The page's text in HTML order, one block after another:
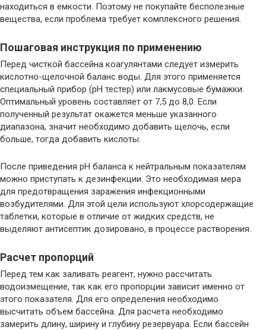
находиться в емкости. Поэтому не покупайте бесполезные
вещества, если проблема требует комплексного решения.
Пошаговая инструкция по применению
Перед чисткой бассейна коагулянтами следует измерить
кислотно-щелочной баланс воды. Для этого применяется
специальный прибор (pH тестер) или лакмусовые бумажки.
Оптимальный уровень составляет от 7,5 до 8,0. Если
полученный результат окажется меньше указанного
диапазона, значит необходимо добавить щелочь, если
больше, тогда добавить кислоты.
После приведения pH баланса к нейтральным показателям
можно приступать к дезинфекции. Это необходимая мера
для предотвращения заражения инфекционными
возбудителями. Для этой цели используют хлорсодержащие
таблетки, которые в отличие от жидких средств, не
выделяют антисептик дозировано, в процессе растворения.
Расчет пропорций
Перед тем как заливать реагент, нужно рассчитать
водоизмещение, так как его пропорции зависит именно от
этого показателя. Для его определения необходимо
высчитать объем бассейна. Для расчета необходимо
замерить длину, ширину и глубину резервуара. Если бассейн